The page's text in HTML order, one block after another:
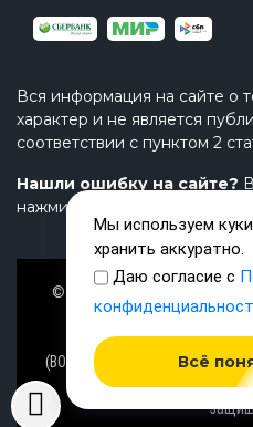
Вся информация на сайте о
характер и не является
соответствии с пунктом 2
Нашли ошибку на сайте?
нажмите Ctrl+Enter и
© Завод TimeTrial
проектирование
Петербурге с 2000 г. из
(ВОЗДУШНАЯ ПАЛУБА),
активного отдыха на
Мы используем
хранить аккуратно.
Даю согласие с
Всё